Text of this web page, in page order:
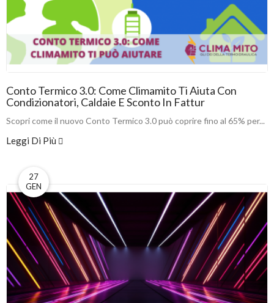
Conto Termico 3.0: Come Climamito Ti Aiuta Con
Condizionatori, Caldaie E Sconto In Fattur
Scopri come il nuovo Conto Termico 3.0 può coprire fino al 65% per...
Leggi Di Più
27
GEN